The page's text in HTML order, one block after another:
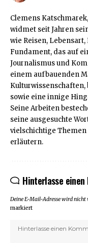
Clemens
widmet seit Jahren
wie Reisen,
Fundament, das auf
Journalismus und
einem aufbauenden
sowie eine innige
Seine Arbeiten
seine ausgesuchte
vielschichtige
erläutern.
Hinterlasse einen
Deine E-Mail-Adresse wird
markiert